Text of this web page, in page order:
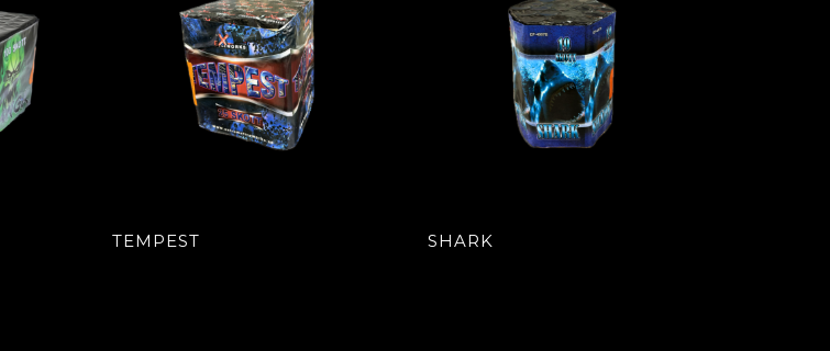
TEMPEST SHARK